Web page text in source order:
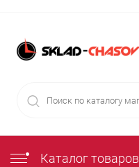
Каталог товаров